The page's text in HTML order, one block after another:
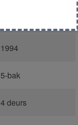
1994
5-bak
4 deurs